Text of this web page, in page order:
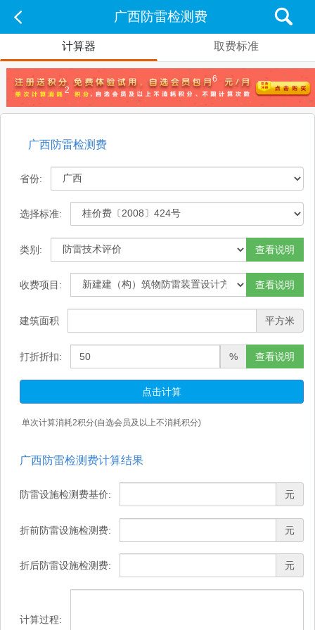
广西防雷检测费
计算器 取费标准
6
2
广西防雷检测费
省份:
选择标准:
类别: 查看说明
收费项目: 查看说明
建筑面积 平方米
打折折扣: % 查看说明
点击计算
单次计算消耗2积分(自选会员及以上不消耗积分)
广西防雷检测费计算结果
防雷设施检测费基价: 元
折前防雷设施检测费: 元
折后防雷设施检测费: 元
计算过程: